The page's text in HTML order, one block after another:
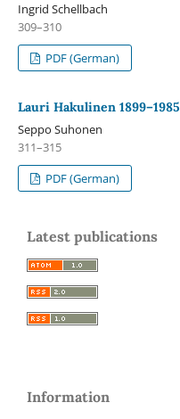
Ingrid Schellbach
309–310
PDF (German)
Lauri Hakulinen 1899–1985
Seppo Suhonen
311–315
PDF (German)
Latest publications
Information